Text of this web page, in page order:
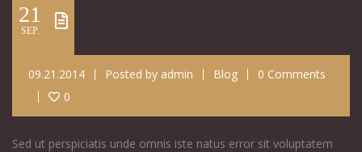
21
SEP.
09.21.2014 Posted by admin Blog
0 Comments
0
Sed ut perspiciatis unde omnis iste natus error sit voluptatem